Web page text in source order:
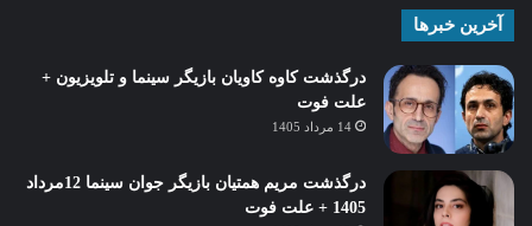
آخرین خبرها
درگذشت کاوه کاویان بازیگر سینما و تلویزیون +
علت فوت
14 مرداد 1405
درگذشت مریم همتیان بازیگر جوان سینما 12مرداد
1405 + علت فوت